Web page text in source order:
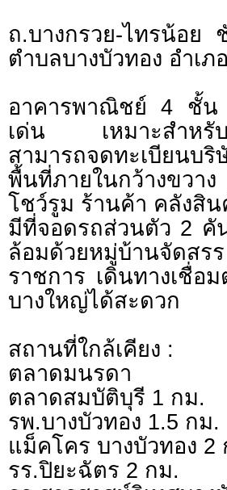
ถ.บางกรวย-ไทรน้อย
ตำบลบางบัวทอง อำเ
อาคารพาณิชย์ 4 ชั้น
เด่น เหมาะสำหรับป
สามารถจดทะเบียนบริ
พื้นที่ภายในกว้างขว
โชว์รูม ร้านค้า คลังสิ
มีที่จอดรถส่วนตัว 2
ล้อมด้วยหมู่บ้านจัดส
ราชการ เดินทางเชื่
บางใหญ่ได้สะดวก
สถานที่ใกล้เคียง :
ตลาดมนรดา
ตลาดสมบัติบุรี 1 กม.
รพ.บางบัวทอง 1.5 กม.
แม็คโคร บางบัวทอง 2
รร.ปิยะฉัตร 2 กม.